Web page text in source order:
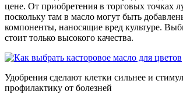
цене. От приобретения в торговых точках
поскольку там в масло могут быть
компоненты, наносящие вред культуре.
стоит только высокого качества.
Удобрения сделают клетки сильнее и
профилактику от болезней